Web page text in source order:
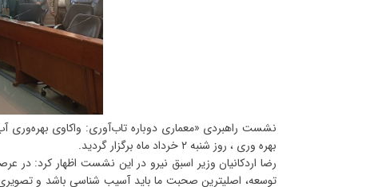
نشست راهبردی «معماری دوباره تاب‌آوری: واکاوی
بهره وری ، روز شنبه ۲ خرداد ماه برگزار گردید.
توسعه، اصلیترین صحبت ما باید آسیب شناسی باشد و